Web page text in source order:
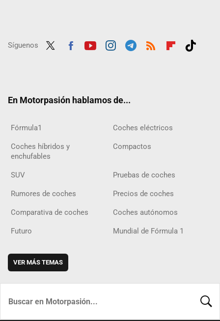
Síguenos
En Motorpasión hablamos de...
Fórmula1 Coches eléctricos
Coches híbridos y
enchufables
Compactos
SUV Pruebas de coches
Rumores de coches Precios de coches
Comparativa de coches Coches autónomos
Futuro Mundial de Fórmula 1
VER MÁS TEMAS